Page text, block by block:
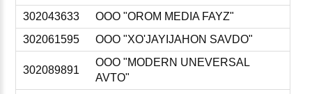
302043633
ООО "OROM MEDIA FAYZ"
302061595
ООО "XO'JAYIJAHON SAVDO"
302089891
ООО "MODERN UNEVERSAL
AVTO"